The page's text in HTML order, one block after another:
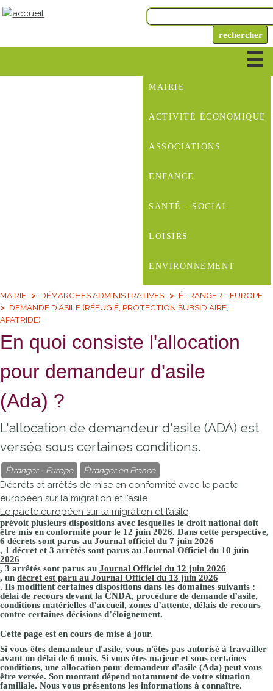
MAIRIE
ACTIVITÉ ÉCONOMIQUE
ASSOCIATIONS
ENFANCE
SANTÉ - SOCIAL
LOISIRS
ENVIRONNEMENT
MAIRIE DÉMARCHES ADMINISTRATIVES
ÉTRANGER - EUROPE
DEMANDE D'ASILE (RÉFUGIÉ, PROTECTION SUBSIDIAIRE,
APATRIDE)
En quoi consiste l'allocation
pour demandeur d'asile
(Ada) ?
L'allocation de demandeur d'asile (ADA) est
versée sous certaines conditions.
Étranger - Europe Étranger en France
Décrets et arrêtés de mise en conformité avec le pacte
européen sur la migration et l’asile
Le pacte européen sur la migration et l’asile
prévoit plusieurs dispositions avec lesquelles le droit national doit
être mis en conformité pour le 12 juin 2026. Dans cette perspective,
6 décrets sont parus au Journal officiel du 7 juin 2026
, 1 décret et 3 arrêtés sont parus au Journal Officiel du 10 juin
2026
, 3 arrêtés sont parus au Journal Officiel du 12 juin 2026
, un décret est paru au Journal Officiel du 13 juin 2026
. Ils modifient certaines dispositions dans les domaines suivants :
délai de recours devant la CNDA, procédure de demande d’asile,
conditions matérielles d’accueil, zones d’attente, délais de recours
contre certaines décisions d’éloignement.
Cette page est en cours de mise à jour.
Si vous êtes demandeur d'asile, vous n'êtes pas autorisé à travailler
avant un délai de 6 mois. Si vous êtes majeur et sous certaines
conditions, une allocation pour demandeur d'asile (Ada) peut vous
être versée. Son montant dépend notamment de votre situation
familiale. Nous vous présentons les informations à connaître.